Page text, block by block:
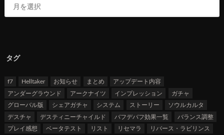
タグ
f7 Helltaker お知らせ まとめ
アップデート内容
アンダーグラウンド
アークナイツ インプレッション
ガチャ
グローバル版
シェアガチャ システム ストーリー
ソウルカルタ
デスチャ
デスティニーチャイルド バフデバフ効果一覧
バランス調整
プレイ感想
ベータテスト リスト リセマラ
リバース・ラビリンス